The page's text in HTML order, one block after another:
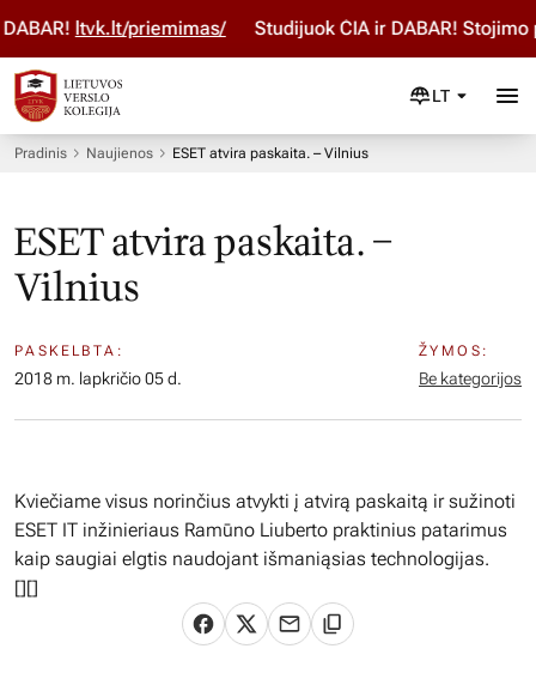
ltvk.lt/priemimas/ Studijuok ČIA ir DABAR! Stojimo
LT
Pradinis Naujienos ESET atvira paskaita. – Vilnius
ESET atvira paskaita. –
Vilnius
PASKELBTA:
2018 m. lapkričio 05 d.
ŽYMOS:
Be kategorijos
Kviečiame visus norinčius atvykti į atvirą paskaitą ir sužinoti
ESET IT inžinieriaus Ramūno Liuberto praktinius patarimus
kaip saugiai elgtis naudojant išmaniąsias technologijas.
[][]